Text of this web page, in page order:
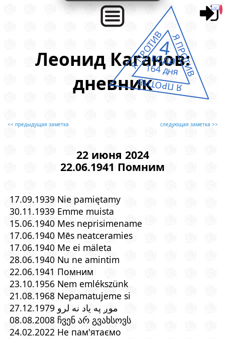
Леонид Каганов:
дневник
<< предыдущая заметка следующая заметка >>
22 июня 2024
22.06.1941 Помним
17.09.1939 Nie pamiętamy
30.11.1939 Emme muista
15.06.1940 Mes neprisimename
17.06.1940 Mēs neatceramies
17.06.1940 Me ei mäleta
28.06.1940 Nu ne amintim
22.06.1941 Помним
23.10.1956 Nem emlékszünk
21.08.1968 Nepamatujeme si
27.12.1979 موږ په یاد نه لرو
08.08.2008 ჩვენ არ გვახსოვს
24.02.2022 Не пам'ятаємо
Я ПРОТИВЯ ПРОТИВ
Я ПРОТИВ
4
года
164 дня